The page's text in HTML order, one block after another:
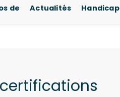
de Actualités Handicap